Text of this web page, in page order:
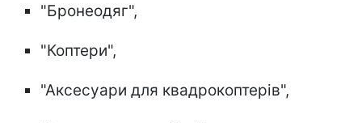
"Бронеодяг",
"Коптери",
"Аксесуари для квадрокоптерів",